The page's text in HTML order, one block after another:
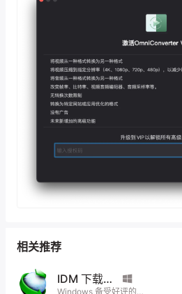
相关推荐
IDM 下载器 (Internet Download Manager)
Windows 备受好评的下